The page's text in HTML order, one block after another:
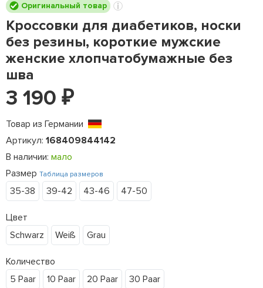
Оригинальный товар
Кроссовки для диабетиков, носки
без резины, короткие мужские
женские хлопчатобумажные без
шва
3 190 ₽
Товар из Германии
Артикул: 168409844142
В наличии: мало
Размер Таблица размеров
35-38 39-42 43-46 47-50
Цвет
Schwarz
Weiß Grau
Количество
5 Paar
10 Paar 20 Paar 30 Paar